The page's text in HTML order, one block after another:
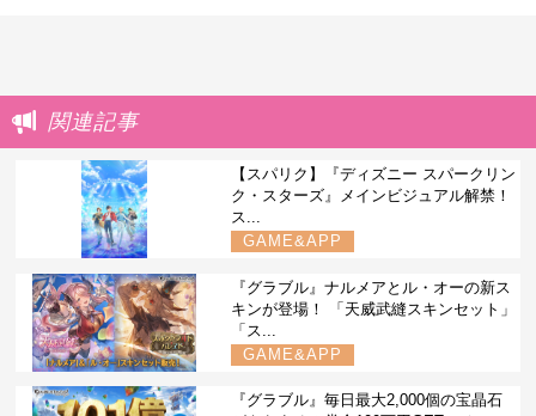
関連記事
【スパリク】『ディズニー スパークリン
ク・スターズ』メインビジュアル解禁！
ス...
GAME&APP
『グラブル』ナルメアとル・オーの新ス
キンが登場！ 「天威武縫スキンセット」
「ス...
GAME&APP
『グラブル』毎日最大2,000個の宝晶石